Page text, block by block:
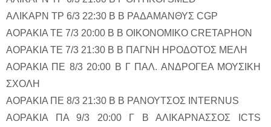
ΑΛΙΚΑΡΝ ΤΡ 6/3 22:30 Β Β ΡΑΔΑΜΑΝΘΥΣ CGP
ΑΟΡΑΚΙΑ ΤΕ 7/3 20:00 Β Β OIKONOMIKO CRETAPHON
ΑΟΡΑΚΙΑ ΤΕ 7/3 21:30 Β Β ΠΑΓΝΗ ΗΡΟΔΟΤΟΣ ΜΕΛΗ
ΑΟΡΑΚΙΑ ΠΕ 8/3 20:00 Β Γ ΠΑΛ. ΑΝΔΡΟΓΕΑ ΜΟΥΣΙΚΗ
ΣΧΟΛΗ
ΑΟΡΑΚΙΑ ΠΕ 8/3 21:30 Β Β ΡΑΝΟΥΤΣΟΣ INTERNUS
ΑΟΡΑΚΙΑ ΠΑ 9/3 20:00 Γ Β ΑΛΙΚΑΡΝΑΣΣΟΣ ICTS